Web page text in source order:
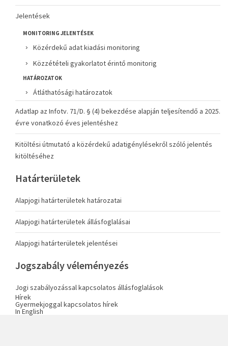
Jelentések
MONITORING JELENTÉSEK
Közérdekű adat kiadási monitoring
Közzétételi gyakorlatot érintő monitorig
HATÁROZATOK
Átláthatósági határozatok
Adatlap az Infotv. 71/D. § (4) bekezdése alapján teljesítendő a 2025.
évre vonatkozó éves jelentéshez
Kitöltési útmutató a közérdekű adatigénylésekről szóló jelentés
kitöltéséhez
Határterületek
Alapjogi határterületek határozatai
Alapjogi határterületek állásfoglalásai
Alapjogi határterületek jelentései
Jogszabály véleményezés
Jogi szabályozással kapcsolatos állásfoglalások
Hírek
Gyermekjoggal kapcsolatos hírek
In English